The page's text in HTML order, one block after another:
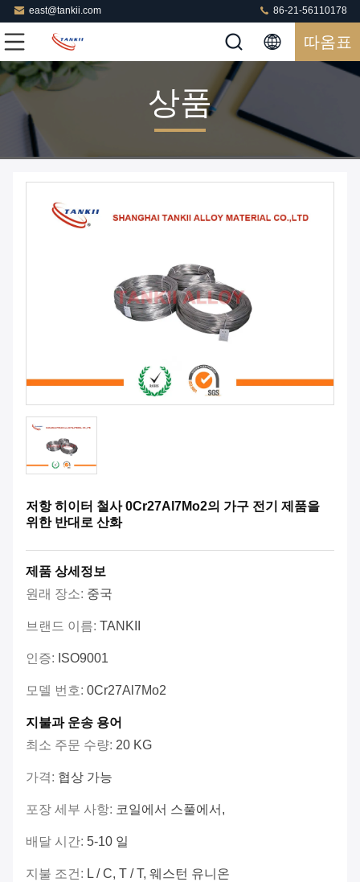
east@tankii.com 86-21-56110178
따옴표
상품
저항 히이터 철사 0Cr27Al7Mo2의 가구 전기 제품을
위한 반대로 산화
제품 상세정보
원래 장소: 중국
브랜드 이름: TANKII
인증: ISO9001
모델 번호: 0Cr27Al7Mo2
지불과 운송 용어
최소 주문 수량: 20 KG
가격: 협상 가능
포장 세부 사항: 코일에서 스풀에서,
배달 시간: 5-10 일
지불 조건: L / C, T / T, 웨스턴 유니온